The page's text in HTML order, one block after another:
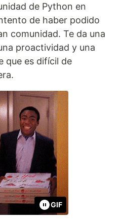
de Python en
de haber podido
comunidad. Te da una
proactividad y una
que es difícil de
GIF